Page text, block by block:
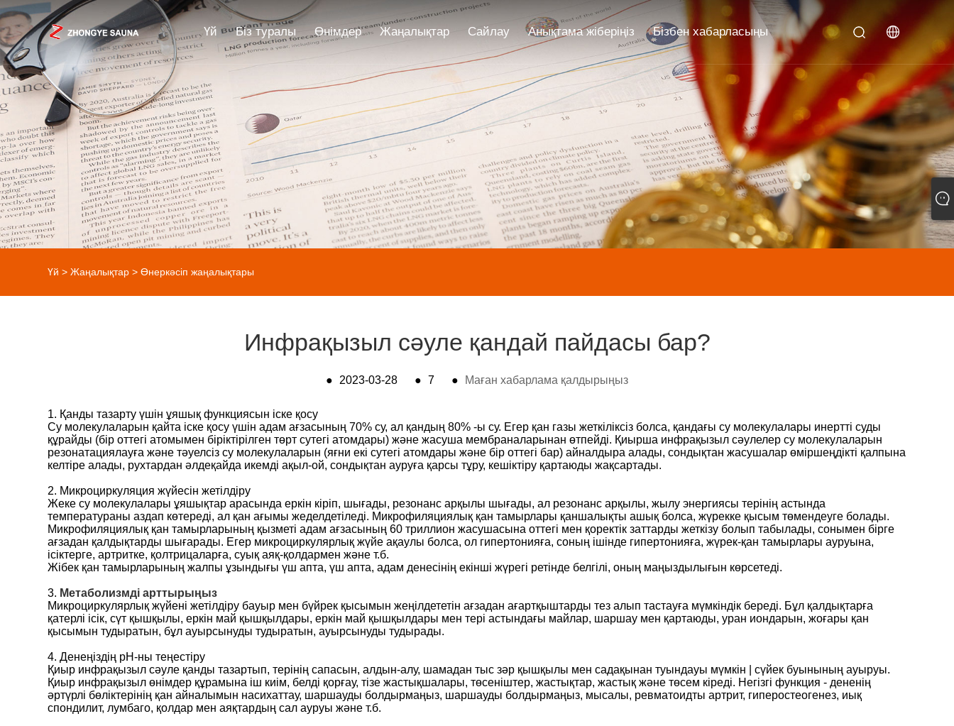
Үй Біз туралы Өнімдер Жаңалықтар Сайлау Анықтама жіберіңіз Бізбен хабарласыңы
Үй > Жаңалықтар >Өнеркәсіп жаңалықтары
Инфрақызыл сәуле қандай пайдасы бар?
● 2023-03-28 ● 7 ● Маған хабарлама қалдырыңыз
1. Қанды тазарту үшін ұяшық функциясын іске қосу
Су молекулаларын қайта іске қосу үшін адам ағзасының 70% су, ал қандың 80% -ы су. Егер қан газы жеткіліксіз болса, қандағы су молекулалары инертті суды
құрайды (бір оттегі атомымен біріктірілген төрт сутегі атомдары) және жасуша мембраналарынан өтпейді. Қиырша инфрақызыл сәулелер су молекулаларын
резонатациялауға және тәуелсіз су молекулаларын (яғни екі сутегі атомдары және бір оттегі бар) айналдыра алады, сондықтан жасушалар өміршеңдікті қалпына
келтіре алады, рухтардан әлдеқайда икемді ақыл-ой, сондықтан ауруға қарсы тұру, кешіктіру қартаюды жақсартады.
2. Микроциркуляция жүйесін жетілдіру
Жеке су молекулалары ұяшықтар арасында еркін кіріп, шығады, резонанс арқылы шығады, ал резонанс арқылы, жылу энергиясы терінің астында
температураны аздап көтереді, ал қан ағымы жеделдетіледі. Микрофиляциялық қан тамырлары қаншалықты ашық болса, жүрекке қысым төмендеуге болады.
Микрофиляциялық қан тамырларының қызметі адам ағзасының 60 триллион жасушасына оттегі мен қоректік заттарды жеткізу болып табылады, сонымен бірге
ағзадан қалдықтарды шығарады. Егер микроциркулярлық жүйе ақаулы болса, ол гипертонияға, соның ішінде гипертонияға, жүрек-қан тамырлары ауруына,
ісіктерге, артритке, қолтрицаларға, суық аяқ-қолдармен және т.б.
Жібек қан тамырларының жалпы ұзындығы үш апта, үш апта, адам денесінің екінші жүрегі ретінде белгілі, оның маңыздылығын көрсетеді.
3. Метаболизмді арттырыңыз
Микроциркулярлық жүйені жетілдіру бауыр мен бүйрек қысымын жеңілдететін ағзадан ағартқыштарды тез алып тастауға мүмкіндік береді. Бұл қалдықтарға
қатерлі ісік, сүт қышқылы, еркін май қышқылдары, еркін май қышқылдары мен тері астындағы майлар, шаршау мен қартаюды, уран иондарын, жоғары қан
қысымын тудыратын, бұл ауырсынуды тудыратын, ауырсынуды тудырады.
4. Денеңіздің рН-ны теңестіру
Қиыр инфрақызыл сәуле қанды тазартып, терінің сапасын, алдын-алу, шамадан тыс зәр қышқылы мен садақынан туындауы мүмкін | сүйек буынының ауыруы.
Қиыр инфрақызыл өнімдер құрамына іш киім, белді қорғау, тізе жастықшалары, төсеніштер, жастықтар, жастық және төсем кіреді. Негізгі функция - дененің
әртүрлі бөліктерінің қан айналымын насихаттау, шаршауды болдырмаңыз, шаршауды болдырмаңыз, мысалы, ревматоидты артрит, гиперостеогенез, иық
спондилит, лумбаго, қолдар мен аяқтардың сал ауруы және т.б.